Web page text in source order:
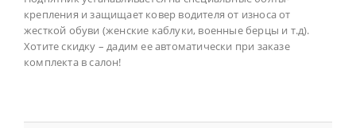
крепления и защищает ковер водителя от износа от
жесткой обуви (женские каблуки, военные берцы и т.д).
Хотите скидку – дадим ее автоматически при заказе
комплекта в салон!